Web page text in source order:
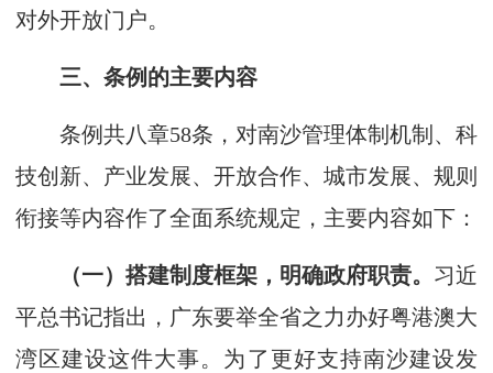
对外开放门户。
三、条例的主要内容
条例共八章58条，对南沙管理体制机制、科
技创新、产业发展、开放合作、城市发展、规则
衔接等内容作了全面系统规定，主要内容如下：
（一）搭建制度框架，明确政府职责。 习近
平总书记指出，广东要举全省之力办好粤港澳大
湾区建设这件大事。为了更好支持南沙建设发